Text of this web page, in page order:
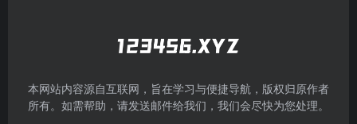
本网站内容源自互联网，旨在学习与便捷导航，版权归原作者
所有。如需帮助，请发送邮件给我们，我们会尽快为您处理。